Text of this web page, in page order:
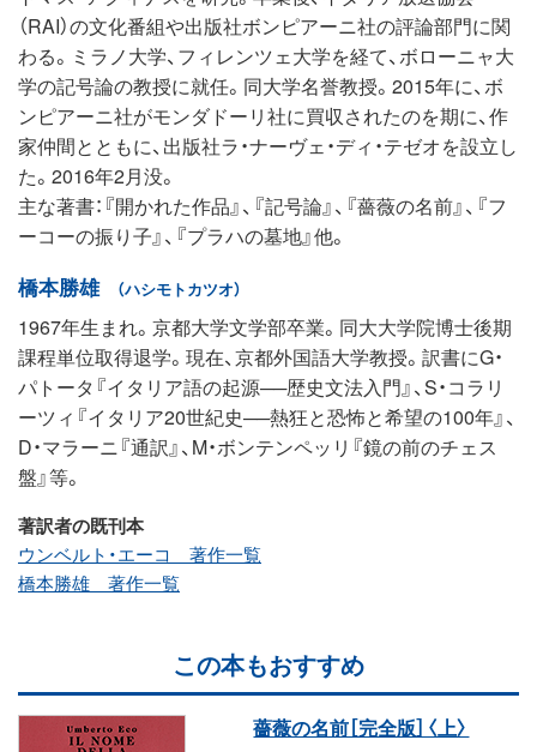
（RAI）の文化番組や出版社ボンピアーニ社の評論部門に関
わる。ミラノ大学、フィレンツェ大学を経て、ボローニャ大
学の記号論の教授に就任。同大学名誉教授。2015年に、ボ
ンピアーニ社がモンダドーリ社に買収されたのを期に、作
家仲間とともに、出版社ラ・ナーヴェ・ディ・テゼオを設立し
た。2016年2月没。
主な著書：『開かれた作品』、『記号論』、『薔薇の名前』、『フ
ーコーの振り子』、『プラハの墓地』他。
橋本勝雄 （ハシモトカツオ）
1967年生まれ。京都大学文学部卒業。同大大学院博士後期
課程単位取得退学。現在、京都外国語大学教授。訳書にG・
パトータ『イタリア語の起源──歴史文法入門』、S・コラリ
ーツィ『イタリア20世紀史──熱狂と恐怖と希望の100年』、
D・マラーニ『通訳』、M・ボンテンペッリ『鏡の前のチェス
盤』等。
著訳者の既刊本
ウンベルト・エーコ 著作一覧
橋本勝雄 著作一覧
この本もおすすめ
薔薇の名前［完全版］〈上〉